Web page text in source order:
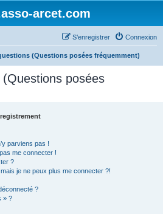
arcet.com
Connexion
S’enregistrer
(Questions posées fréquemment)
posées
parviens pas !
me connecter !
?
je ne peux plus me connecter ?!
?
» ?